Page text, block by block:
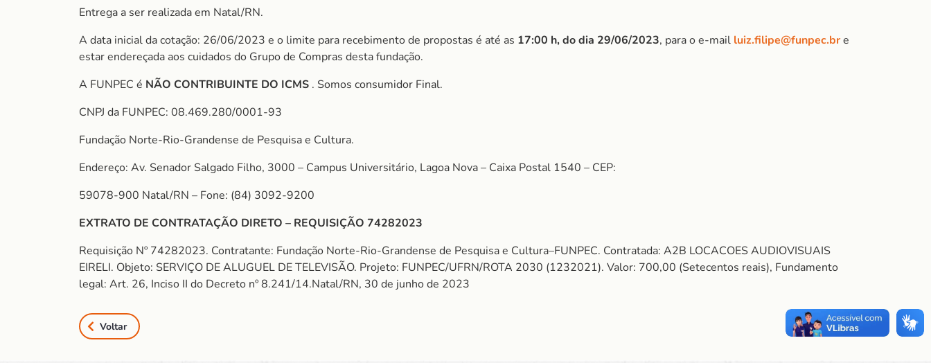
Entrega a ser realizada em Natal/RN.
A data inicial da cotação: 26/06/2023 e o limite para recebimento de propostas é até as 17:00 h, do dia 29/06/2023, para o e-mail luiz.filipe@funpec.bre
estar endereçada aos cuidados do Grupo de Compras desta fundação.
A FUNPEC é NÃO CONTRIBUINTE DO ICMS . Somos consumidor Final.
CNPJ da FUNPEC: 08.469.280/0001-93
Fundação Norte-Rio-Grandense de Pesquisa e Cultura.
Endereço: Av. Senador Salgado Filho, 3000 – Campus Universitário, Lagoa Nova – Caixa Postal 1540 – CEP:
59078-900 Natal/RN – Fone: (84) 3092-9200
EXTRATO DE CONTRATAÇÃO DIRETO – REQUISIÇÃO 74282023
Requisição Nº 74282023. Contratante: Fundação Norte-Rio-Grandense de Pesquisa e Cultura–FUNPEC. Contratada: A2B LOCACOES AUDIOVISUAIS
EIRELI. Objeto: SERVIÇO DE ALUGUEL DE TELEVISÃO. Projeto: FUNPEC/UFRN/ROTA 2030 (1232021). Valor: 700,00 (Setecentos reais), Fundamento
legal: Art. 26, Inciso II do Decreto nº 8.241/14.Natal/RN, 30 de junho de 2023
Voltar